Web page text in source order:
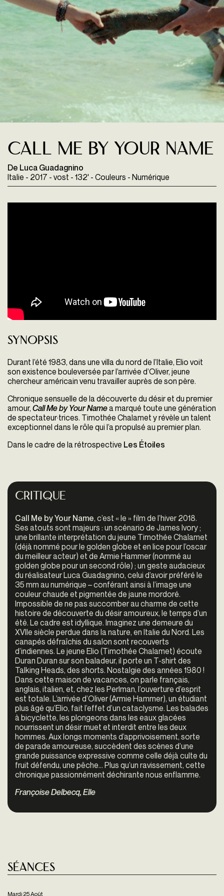
Call me by your Name
De Luca Guadagnino
Italie - 2017 - vost - 132' - Couleurs - Numérique
Synopsis
Durant l’été 1983, dans une villa du nord de l’Italie, Elio voit
son existence bouleversée par l’arrivée d’Oliver, jeune
chercheur américain venu travailler auprès de son père.
Chronique sensuelle de la découverte du désir et du premier
amour, Call Me by Your Namea marqué toute une génération
de spectateur·trices. Timothée Chalamet y révèle un talent
exceptionnel dans le rôle qui l’a propulsé au premier plan.
Dans le cadre de la rétrospective Les Étoiles
Critique
Call Me by Your Name, c’est « le » film de l’hiver 2018.
Ses atouts sont majeurs : un scénario de James Ivory ;
une brillante interprétation du jeune Timothée Chalamet
(déjà nommé pour le golden globe et en lice pour l’oscar
du meilleur acteur) et de Armie Hammer (nommé au
golden globe pour un second rôle) ; un geste audacieux
du réalisateur Luca Guadagnino, celui d’avoir préféré le
35 mm au numérique – conférant ainsi à l’image une
couleur chaude et pigmentée de jaune mordoré.
Impossible de ne pas succomber au charme de cette
histoire de découverte du désir amoureux, le temps d’un
été. Le cadre est idyllique. Imaginez une demeure du
XVIIe siècle perdue dans la nature, en Italie du Nord. Les
canapés défraîchis du salon sont recouverts
d’indiennes. Le jeune Elio (Timothée Chalamet) écoute
Duran Duran sur son baladeur, il porte un T-shirt des
Talking Heads, des shorts. Nostalgie des années 1980 !
Dans cette maison de vacances, on parle français,
anglais, italien, et, chez les Perlman, l’ouverture d’esprit
est totale. L’arrivée d’Oliver (Armie Hammer), un étudiant
plus âgé qu’Elio, fait l’effet d’un cataclysme. Les balades
à bicyclette, les plongeons dans les eaux glacées
nourrissent un désir muet et interdit entre les deux
hommes. Aux longs moments d’apprivoisement, sorte
de parade amoureuse, succèdent des scènes d’une
grande puissance expressive comme celle déjà culte du
fruit défendu, une pêche… Plus qu’un ravissement, cette
chronique passionnément déchirante nous enflamme.
Françoise Delbecq, Elle
Séances
Mardi 25 Août